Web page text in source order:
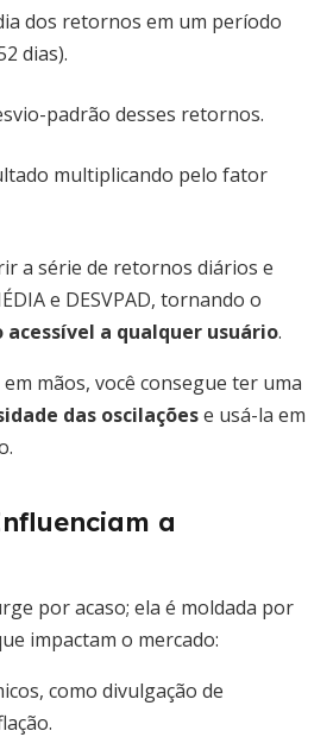
dos retornos em um período
dias).
padrão desses retornos.
multiplicando pelo fator
a série de retornos diários e
e DESVPAD, tornando o
acessível a qualquer usuário.
mãos, você consegue ter uma
das oscilaçõese usá-la em
a
por acaso; ela é moldada por
impactam o mercado:
como divulgação de